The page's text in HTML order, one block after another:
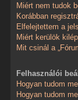
Miért nem tudok
Korábban
Elfelejtettem a
Miért kerülök
Mit csinál a
Felhasználói
Hogyan tudom
Hogyan tudom